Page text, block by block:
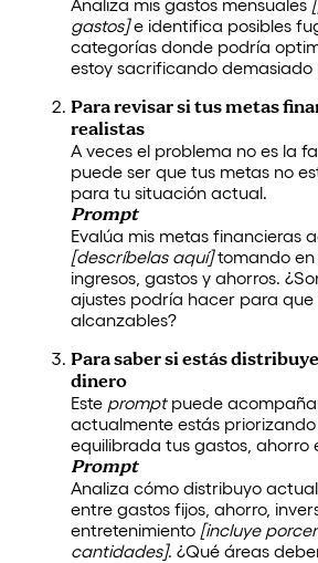
Analiza mis gastos mensuales
gastos]e identifica posibles
categorías donde podría
estoy sacrificando demasiado
Para revisar si tus metas
realistas
A veces el problema no es la
puede ser que tus metas no
para tu situación actual.
Prompt
Evalúa mis metas financieras
[descríbelas aquí]tomando en
ingresos, gastos y ahorros.
ajustes podría hacer para que
alcanzables?
Para saber si estás
dinero
Este prompt puede
actualmente estás
equilibrada tus gastos, ahorro
Prompt
Analiza cómo distribuyo
entre gastos fijos, ahorro,
entretenimiento [incluye
cantidades]. ¿Qué áreas